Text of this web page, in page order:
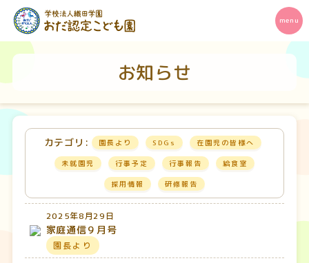
お知らせ
カテゴリ: 園長より SDGs 在園児の皆様へ
未就園児 行事予定 行事報告 給食室
採用情報 研修報告
2025年8月29日
家庭通信９月号
園長より